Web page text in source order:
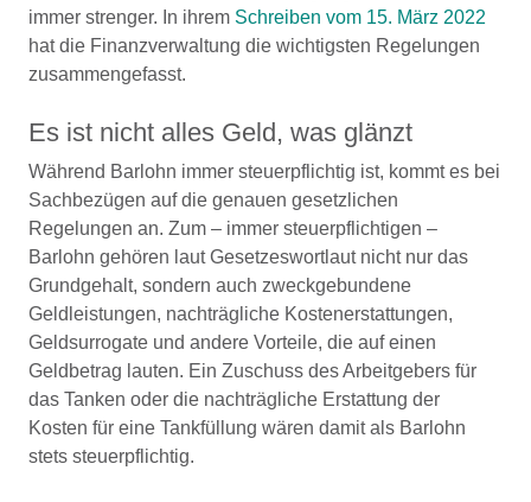
immer strenger. In ihrem Schreiben vom 15. März 2022
hat die Finanzverwaltung die wichtigsten Regelungen
zusammengefasst.
Es ist nicht alles Geld, was glänzt
Während Barlohn immer steuerpflichtig ist, kommt es bei
Sachbezügen auf die genauen gesetzlichen
Regelungen an. Zum – immer steuerpflichtigen –
Barlohn gehören laut Gesetzeswortlaut nicht nur das
Grundgehalt, sondern auch zweckgebundene
Geldleistungen, nachträgliche Kostenerstattungen,
Geldsurrogate und andere Vorteile, die auf einen
Geldbetrag lauten. Ein Zuschuss des Arbeitgebers für
das Tanken oder die nachträgliche Erstattung der
Kosten für eine Tankfüllung wären damit als Barlohn
stets steuerpflichtig.